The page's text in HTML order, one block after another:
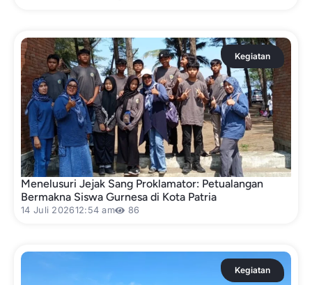
Kegiatan
Menelusuri Jejak Sang Proklamator: Petualangan
Bermakna Siswa Gurnesa di Kota Patria
14 Juli 202612:54 am 86
Kegiatan